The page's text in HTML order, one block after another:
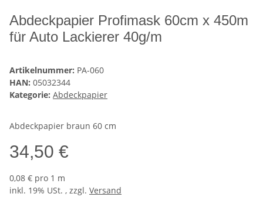
Abdeckpapier Profimask 60cm x 450m
für Auto Lackierer 40g/m
Artikelnummer: PA-060
HAN: 05032344
Kategorie: Abdeckpapier
Abdeckpapier braun 60 cm
34,50 €
0,08 € pro 1 m
inkl. 19% USt. , zzgl. Versand